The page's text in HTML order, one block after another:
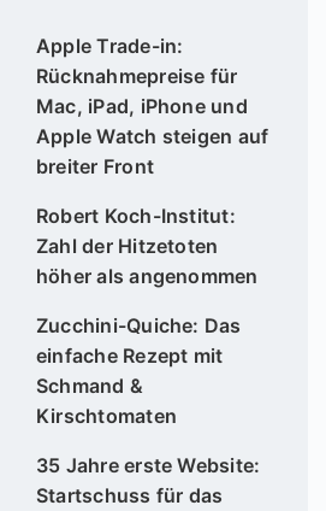
Apple Trade-in:
Rücknahmepreise für
Mac, iPad, iPhone und
Apple Watch steigen auf
breiter Front
Robert Koch-Institut:
Zahl der Hitzetoten
höher als angenommen
Zucchini-Quiche: Das
einfache Rezept mit
Schmand &
Kirschtomaten
35 Jahre erste Website:
Startschuss für das